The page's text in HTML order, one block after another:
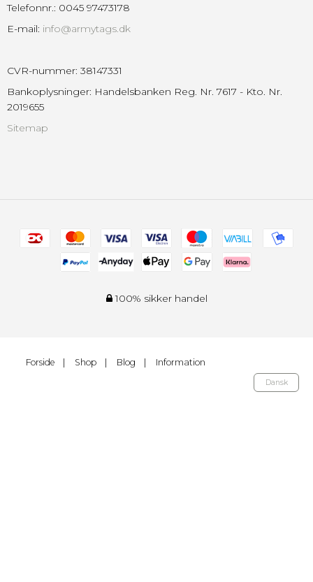
Telefonnr.: 0045 97473178
E-mail: info@armytags.dk
CVR-nummer: 38147331
Bankoplysninger: Handelsbanken Reg. Nr. 7617 - Kto. Nr.
2019655
Sitemap
100% sikker handel
Forside Shop Blog Information
Dansk